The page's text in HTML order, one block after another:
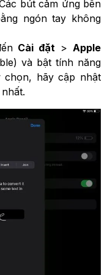
bút cảm ứng bên
ngón tay không
Cài đặt > Apple
và bật tính năng
chọn, hãy cập nhật